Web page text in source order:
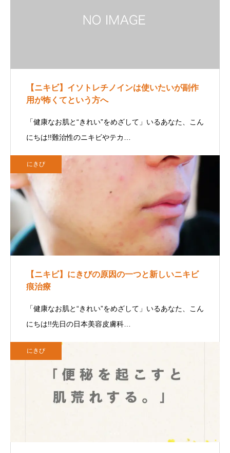
【ニキビ】イソトレチノインは使いたいが副作
用が怖くてという方へ
「健康なお肌と“きれい”をめざして」いるあなた、こん
にちは!!難治性のニキビやテカ…
にきび
【ニキビ】にきびの原因の一つと新しいニキビ
痕治療
「健康なお肌と“きれい”をめざして」いるあなた、こん
にちは!!先日の日本美容皮膚科…
にきび